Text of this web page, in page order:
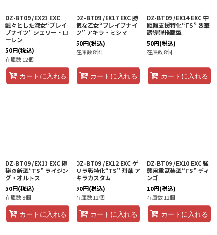
DZ-BT09 /EX21 EXC
飄々とした淑女“ブレイ
ブナイツ” シェリー・ロ
ーレン
50円(税込)
在庫数 12個
カートに入れる
DZ-BT09 /EX17 EXC 勝
気な乙女“ブレイブナイ
ツ” アキラ・ミシマ
50円(税込)
在庫数 8個
カートに入れる
DZ-BT09 /EX14 EXC 中
距離支援特化“TS” 烈華
誘導弾搭載型
50円(税込)
在庫数 8個
カートに入れる
DZ-BT09 /EX13 EXC 極
秘の新型“TS” ライジン
グ・オルトス
50円(税込)
在庫数 8個
カートに入れる
DZ-BT09 /EX12 EXC ゲ
リラ戦特化“TS” 烈華 ア
キラカスタム
50円(税込)
在庫数 12個
カートに入れる
DZ-BT09 /EX10 EXC 強
襲用重武装型“TS” ディ
ンゴ
10円(税込)
在庫数 12個
カートに入れる